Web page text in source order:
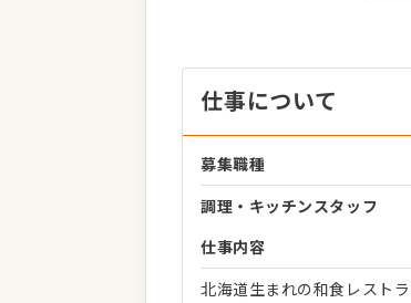
仕事について
募集職種
調理・キッチンスタッフ
仕事内容
北海道生まれの和食レスト